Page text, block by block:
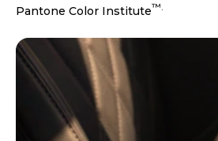
Pantone Color Institute™.